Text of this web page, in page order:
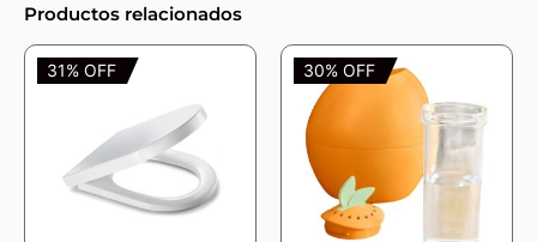
Productos relacionados
31% OFF 30% OFF